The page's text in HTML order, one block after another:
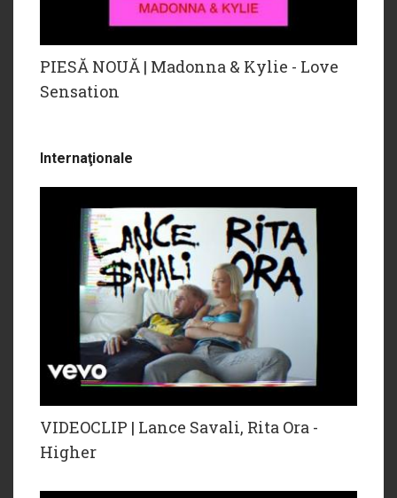
PIESĂ NOUĂ | Madonna & Kylie - Love
Sensation
Internaţionale
VIDEOCLIP | Lance Savali, Rita Ora -
Higher